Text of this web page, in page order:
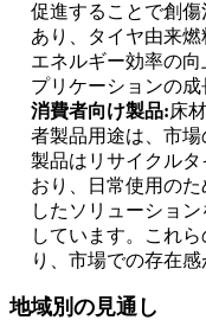
促進することで創
あり、タイヤ由来燃
エネルギー効率の
プリケーションの成
消費者向け製品:床
者製品用途は、市
製品はリサイクル
おり、日常使用の
したソリューショ
しています。これ
り、市場での存在感
地域別の見通し